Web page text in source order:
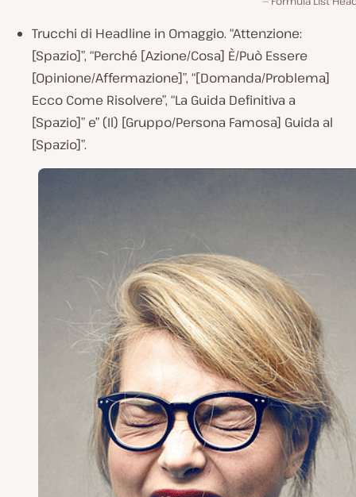
Trucchi di Headline in Omaggio. “Attenzione:
[Spazio]”, “Perché [Azione/Cosa] È/Può Essere
[Opinione/Affermazione]”, “[Domanda/Problema]
Ecco Come Risolvere”, “La Guida Definitiva a
[Spazio]” e” (Il) [Gruppo/Persona Famosa] Guida al
[Spazio]”.